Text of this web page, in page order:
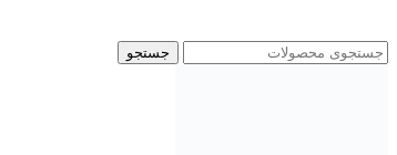
جستجو